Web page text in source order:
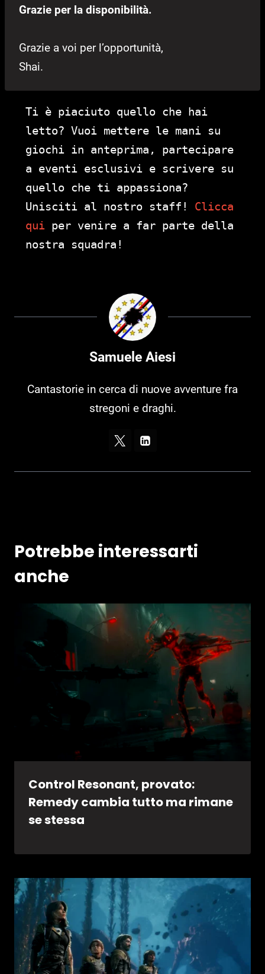
Grazie per la disponibilità.
Grazie a voi per l’opportunità,
Shai.
Ti è piaciuto quello che hai
letto? Vuoi mettere le mani su
giochi in anteprima, partecipare
a eventi esclusivi e scrivere su
quello che ti appassiona?
Unisciti al nostro staff! Clicca
qui per venire a far parte della
nostra squadra!
Samuele Aiesi
Cantastorie in cerca di nuove avventure fra
stregoni e draghi.
Potrebbe interessarti
anche
Control Resonant, provato:
Remedy cambia tutto ma rimane
se stessa